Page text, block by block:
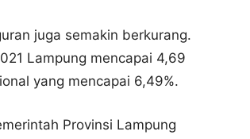
juga semakin berkurang.
Lampung mencapai 4,69
yang mencapai 6,49%.
Provinsi Lampung